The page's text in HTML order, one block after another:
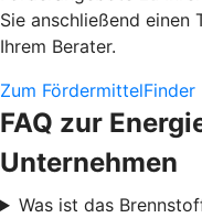
Sie anschließend einen
Ihrem Berater.
Zum FördermittelFinder
FAQ zur
Unternehmen
Was ist das